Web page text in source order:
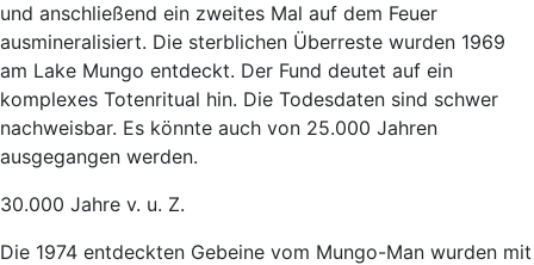
und anschließend ein zweites Mal auf dem Feuer
ausmineralisiert. Die sterblichen Überreste wurden 1969
am Lake Mungo entdeckt. Der Fund deutet auf ein
komplexes Totenritual hin. Die Todesdaten sind schwer
nachweisbar. Es könnte auch von 25.000 Jahren
ausgegangen werden.
30.000 Jahre v. u. Z.
Die 1974 entdeckten Gebeine vom Mungo-Man wurden mit